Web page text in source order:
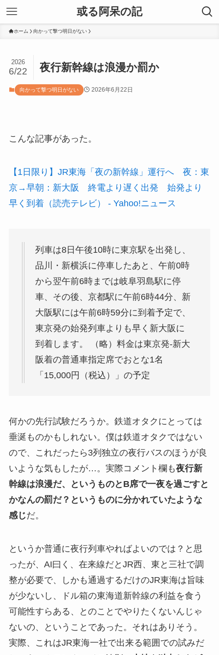
或る阿呆の記
ホーム 向かって撃つ明日がない
夜行新幹線は浪漫か罰か
2026
6/22
向かって撃つ明日がない 2026年6月22日
こんな記事があった。
【1日限り】JR東海「夜の新幹線」運行へ 夜：東
京→早朝：新大阪 終電より遅く出発 始発より
早く到着（読売テレビ） - Yahoo!ニュース
列車は8日午後10時に東京駅を出発し、
品川・新横浜に停車したあと、午前0時
から翌午前6時までは岐阜羽島駅に停
車、その後、京都駅に午前6時44分、新
大阪駅には午前6時59分に到着予定で、
東京発の始発列車よりも早く新大阪に
到着します。 （略）料金は東京発-新大
阪着の普通車指定席でおとな1名
「15,000円（税込）」の予定
何かの先行試験だろうか。鉄道オタクにとっては
垂涎ものかもしれない。僕は鉄道オタクではない
ので、これだったら3列独立の夜行バスのほうが良
いような気もしたが…。実際コメント欄も夜行新
幹線は浪漫だ、というものとB席で一夜を過ごすと
かなんの罰だ？というものに分かれていたような
感じだ。
というか普通に夜行列車やればよいのでは？と思
ったが、AI曰く、在来線だとJR西、東と三社で調
整が必要で、しかも通過するだけのJR東海は旨味
が少ないし、ドル箱の東海道新幹線の利益を食う
可能性すらある、とのことでやりたくないんじゃ
ないの、ということであった。それはありそう。
実際、これはJR東海一社で出来る範囲での試みだ